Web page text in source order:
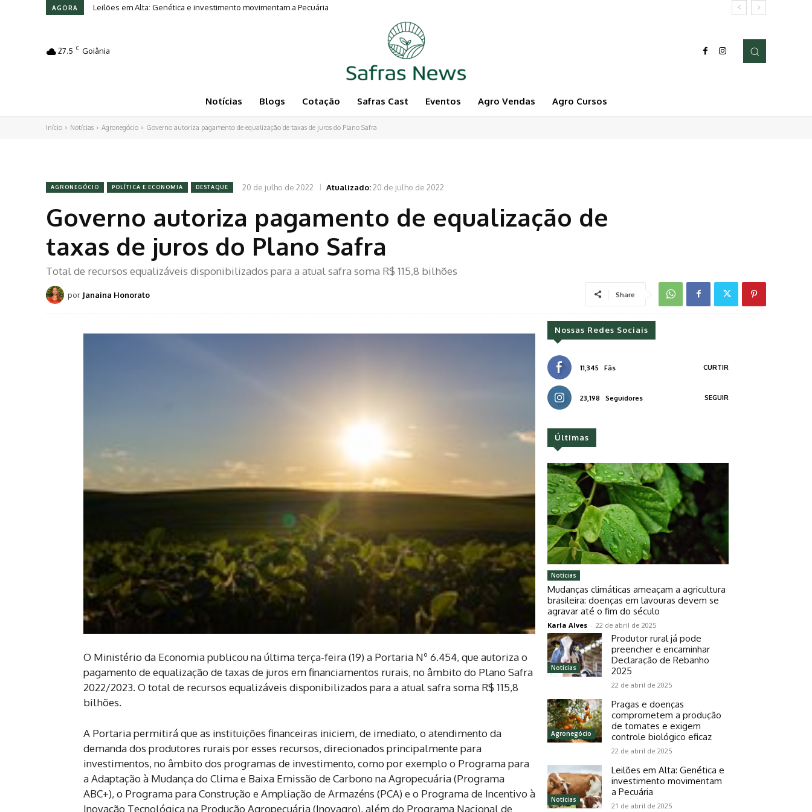
AGORA Leilões em Alta: Genética e investimento movimentam a Pecuária
Tarifas dos EUA criam incertezas e chances para o agro
27.5 C Goiânia
Notícias Blogs Cotação Safras Cast Eventos Agro Vendas Agro Cursos
Início Notícias Agronegócio Governo autoriza pagamento de equalização de taxas de juros do Plano Safra
AGRONEGÓCIO POLÍTICA E ECONOMIA DESTAQUE 20 de julho de 2022 Atualizado:20 de julho de 2022
Governo autoriza pagamento de equalização de
taxas de juros do Plano Safra
Total de recursos equalizáveis disponibilizados para a atual safra soma R$ 115,8 bilhões
por Janaina Honorato Share
O Ministério da Economia publicou na última terça-feira (19) a Portaria Nº 6.454, que autoriza o
pagamento de equalização de taxas de juros em financiamentos rurais, no âmbito do Plano Safra
2022/2023. O total de recursos equalizáveis disponibilizados para a atual safra soma R$ 115,8
bilhões.
A Portaria permitirá que as instituições financeiras iniciem, de imediato, o atendimento da
demanda dos produtores rurais por esses recursos, direcionados principalmente para
investimentos, no âmbito dos programas de investimento, como por exemplo o Programa para
a Adaptação à Mudança do Clima e Baixa Emissão de Carbono na Agropecuária (Programa
ABC+), o Programa para Construção e Ampliação de Armazéns (PCA) e o Programa de Incentivo à
Inovação Tecnológica na Produção Agropecuária (Inovagro), além do Programa Nacional de
Nossas Redes Sociais
11,345 Fãs CURTIR
23,198 Seguidores SEGUIR
Últimas
Notícias
Mudanças climáticas ameaçam a agricultura
brasileira: doenças em lavouras devem se
agravar até o fim do século
Karla Alves - 22 de abril de 2025
Notícias
Produtor rural já pode
preencher e encaminhar
Declaração de Rebanho
2025
22 de abril de 2025
Agronegócio
Pragas e doenças
comprometem a produção
de tomates e exigem
controle biológico eficaz
22 de abril de 2025
Notícias
Leilões em Alta: Genética e
investimento movimentam
a Pecuária
21 de abril de 2025